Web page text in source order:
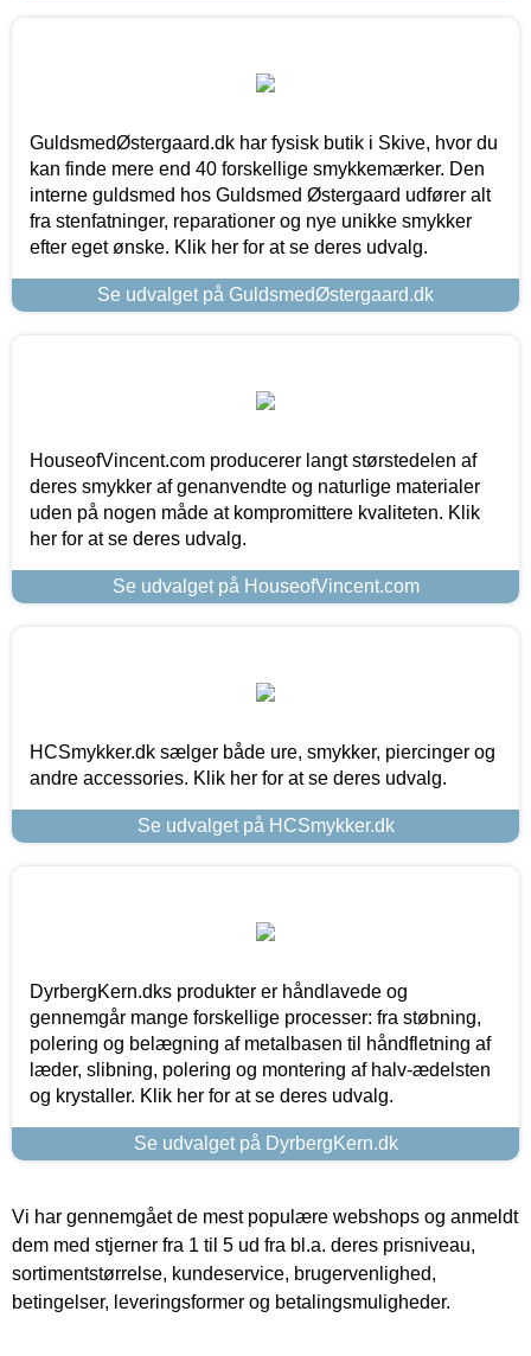
GuldsmedØstergaard.dk har fysisk butik i Skive, hvor du
kan finde mere end 40 forskellige smykkemærker. Den
interne guldsmed hos Guldsmed Østergaard udfører alt
fra stenfatninger, reparationer og nye unikke smykker
efter eget ønske. Klik her for at se deres udvalg.
Se udvalget på GuldsmedØstergaard.dk
HouseofVincent.com producerer langt størstedelen af
deres smykker af genanvendte og naturlige materialer
uden på nogen måde at kompromittere kvaliteten. Klik
her for at se deres udvalg.
Se udvalget på HouseofVincent.com
HCSmykker.dk sælger både ure, smykker, piercinger og
andre accessories. Klik her for at se deres udvalg.
Se udvalget på HCSmykker.dk
DyrbergKern.dks produkter er håndlavede og
gennemgår mange forskellige processer: fra støbning,
polering og belægning af metalbasen til håndfletning af
læder, slibning, polering og montering af halv-ædelsten
og krystaller. Klik her for at se deres udvalg.
Se udvalget på DyrbergKern.dk
Vi har gennemgået de mest populære webshops og anmeldt
dem med stjerner fra 1 til 5 ud fra bl.a. deres prisniveau,
sortimentstørrelse, kundeservice, brugervenlighed,
betingelser, leveringsformer og betalingsmuligheder.